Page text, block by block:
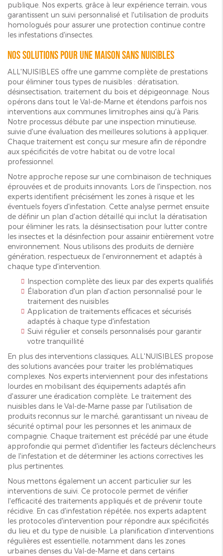
publique. Nos experts, grâce à leur expérience terrain, vous
garantissent un suivi personnalisé et l'utilisation de produits
homologués pour assurer une protection continue contre
les infestations d'insectes.
Nos solutions pour une maison sans nuisibles
ALL'NUISIBLES offre une gamme complète de prestations
pour éliminer tous types de nuisibles : dératisation,
désinsectisation, traitement du bois et dépigeonnage. Nous
opérons dans tout le Val-de-Marne et étendons parfois nos
interventions aux communes limitrophes ainsi qu'à Paris.
Notre processus débute par une inspection minutieuse,
suivie d'une évaluation des meilleures solutions à appliquer.
Chaque traitement est conçu sur mesure afin de répondre
aux spécificités de votre habitat ou de votre local
professionnel.
Notre approche repose sur une combinaison de techniques
éprouvées et de produits innovants. Lors de l'inspection, nos
experts identifient précisément les zones à risque et les
éventuels foyers d'infestation. Cette analyse permet ensuite
de définir un plan d'action détaillé qui inclut la dératisation
pour éliminer les rats, la désinsectisation pour lutter contre
les insectes et la désinfection pour assainir entièrement votre
environnement. Nous utilisons des produits de dernière
génération, respectueux de l'environnement et adaptés à
chaque type d'intervention.
Inspection complète des lieux par des experts qualifiés
Élaboration d'un plan d'action personnalisé pour le
traitement des nuisibles
Application de traitements efficaces et sécurisés
adaptés à chaque type d'infestation
Suivi régulier et conseils personnalisés pour garantir
votre tranquillité
En plus des interventions classiques, ALL'NUISIBLES propose
des solutions avancées pour traiter les problématiques
complexes. Nos experts interviennent pour des infestations
lourdes en mobilisant des équipements adaptés afin
d'assurer une éradication complète. Le traitement des
nuisibles dans le Val-de-Marne passe par l'utilisation de
produits reconnus sur le marché, garantissant un niveau de
sécurité optimal pour les personnes et les animaux de
compagnie. Chaque traitement est précédé par une étude
approfondie qui permet d'identifier les facteurs déclencheurs
de l'infestation et de déterminer les actions correctives les
plus pertinentes.
Nous mettons également un accent particulier sur les
interventions de suivi. Ce protocole permet de vérifier
l'efficacité des traitements appliqués et de prévenir toute
récidive. En cas d'infestation répétée, nos experts adaptent
les protocoles d'intervention pour répondre aux spécificités
du lieu et du type de nuisible. La planification d'interventions
régulières est essentielle, notamment dans les zones
urbaines denses du Val-de-Marne et dans certains